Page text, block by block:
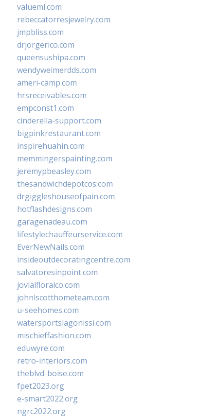
valueml.com
rebeccatorresjewelry.com
jmpbliss.com
drjorgerico.com
queensushipa.com
wendyweimerdds.com
ameri-camp.com
hrsreceivables.com
empconst1.com
cinderella-support.com
bigpinkrestaurant.com
inspirehuahin.com
memmingerspainting.com
jeremypbeasley.com
thesandwichdepotcos.com
drgiggleshouseofpain.com
hotflashdesigns.com
garagenadeau.com
lifestylechauffeurservice.com
EverNewNails.com
insideoutdecoratingcentre.com
salvatoresinpoint.com
jovialfloralco.com
johnlscotthometeam.com
u-seehomes.com
watersportslagonissi.com
mischieffashion.com
eduwyre.com
retro-interiors.com
theblvd-boise.com
fpet2023.org
e-smart2022.org
ngrc2022.org